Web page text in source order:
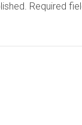
Required